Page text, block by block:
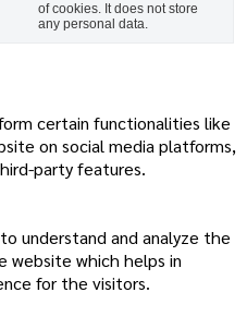
of cookies. It does not store
any personal data.
certain functionalities like
on social media platforms,
party features.
understand and analyze the
website which helps in
for the visitors.